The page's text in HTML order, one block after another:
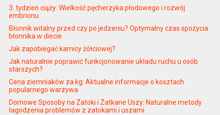
3. tydzień ciąży: Wielkość pęcherzyka płodowego i rozwój
embrionu
Błonnik witalny przed czy po jedzeniu? Optymalny czas spożycia
błonnika w diecie
Jak zapobiegać kamicy żółciowej?
Jak naturalnie poprawić funkcjonowanie układu ruchu u osób
starszych?
Cena ziemniaków za kg: Aktualne informacje o kosztach
popularnego warzywa
Domowe Sposoby na Zatoki i Zatkane Uszy: Naturalne metody
łagodzenia problemów z zatokami i uszami